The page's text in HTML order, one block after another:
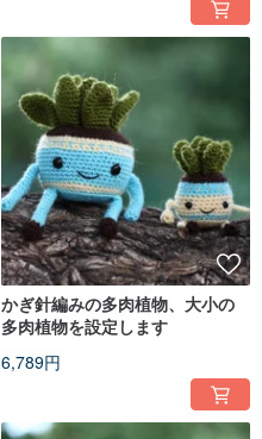
かぎ針編みの多肉植物、大小の
多肉植物を設定します
6,789円